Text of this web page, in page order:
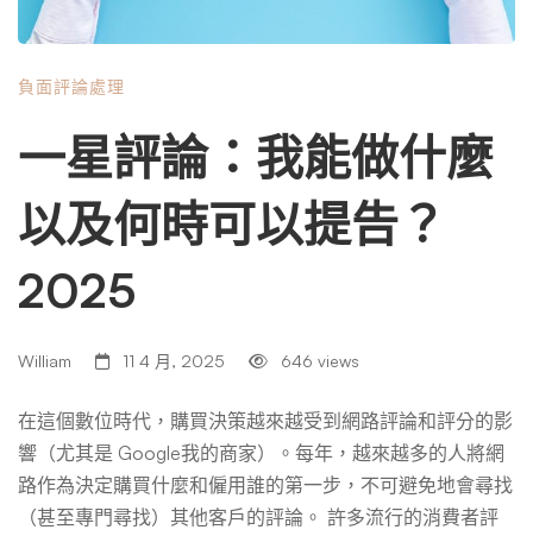
負面評論處理
一星評論：我能做什麼
以及何時可以提告？
2025
William 11 4 月, 2025 646 views
在這個數位時代，購買決策越來越受到網路評論和評分的影
響（尤其是 Google我的商家）。每年，越來越多的人將網
路作為決定購買什麼和僱用誰的第一步，不可避免地會尋找
（甚至專門尋找）其他客戶的評論。 許多流行的消費者評